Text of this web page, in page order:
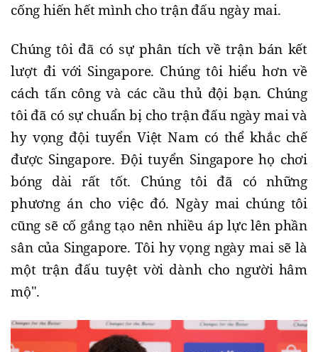
cống hiến hết mình cho trận đấu ngày mai.
Chúng tôi đã có sự phân tích về trận bán kết
lượt đi với Singapore. Chúng tôi hiểu hơn về
cách tấn công và các cầu thủ đội bạn. Chúng
tôi đã có sự chuẩn bị cho trận đấu ngày mai và
hy vọng đội tuyển Việt Nam có thể khắc chế
được Singapore. Đội tuyển Singapore họ chơi
bóng dài rất tốt. Chúng tôi đã có những
phương án cho việc đó. Ngày mai chúng tôi
cũng sẽ cố gắng tạo nên nhiều áp lực lên phần
sân của Singapore. Tôi hy vọng ngày mai sẽ là
một trận đấu tuyệt vời dành cho người hâm
mộ".